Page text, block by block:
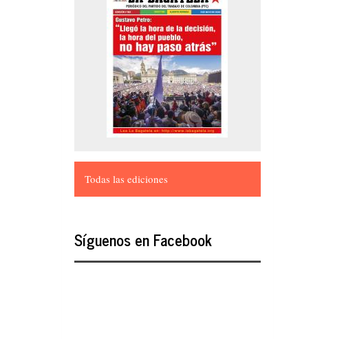
Todas las ediciones
Síguenos en Facebook